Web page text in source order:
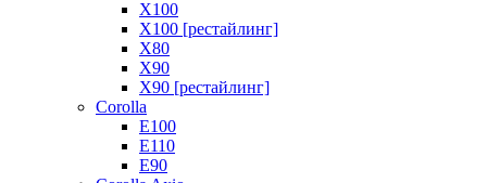
X100
X100 [рестайлинг]
X80
X90
X90 [рестайлинг]
Corolla
E100
E110
E90